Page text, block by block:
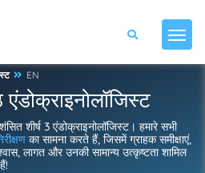
EN
शीर्ष 3 एंडोक्राइनोलॉजिस्ट। हमारे सभी
का सामना करते हैं, जिसमें ग्राहक समीक्षाएं,
लागत और उनकी सामान्य उत्कृष्टता शामिल